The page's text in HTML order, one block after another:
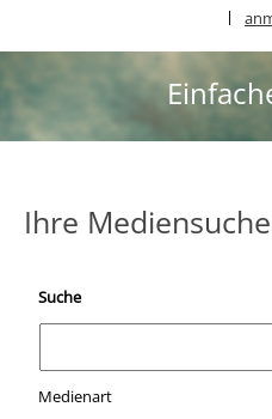
Ihre Mediensuche
Suche
Medienart